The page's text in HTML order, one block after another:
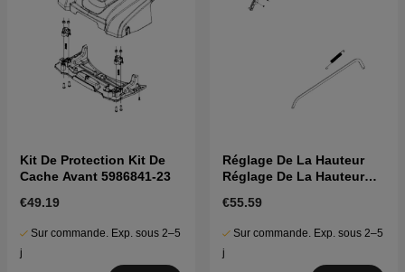
Kit De Protection Kit De
Cache Avant 5986841-23
€49.19
Sur commande. Exp. sous 2–5
j
Réglage De La Hauteur
Réglage De La Hauteur
€55.59
Sur commande. Exp. sous 2–5
j